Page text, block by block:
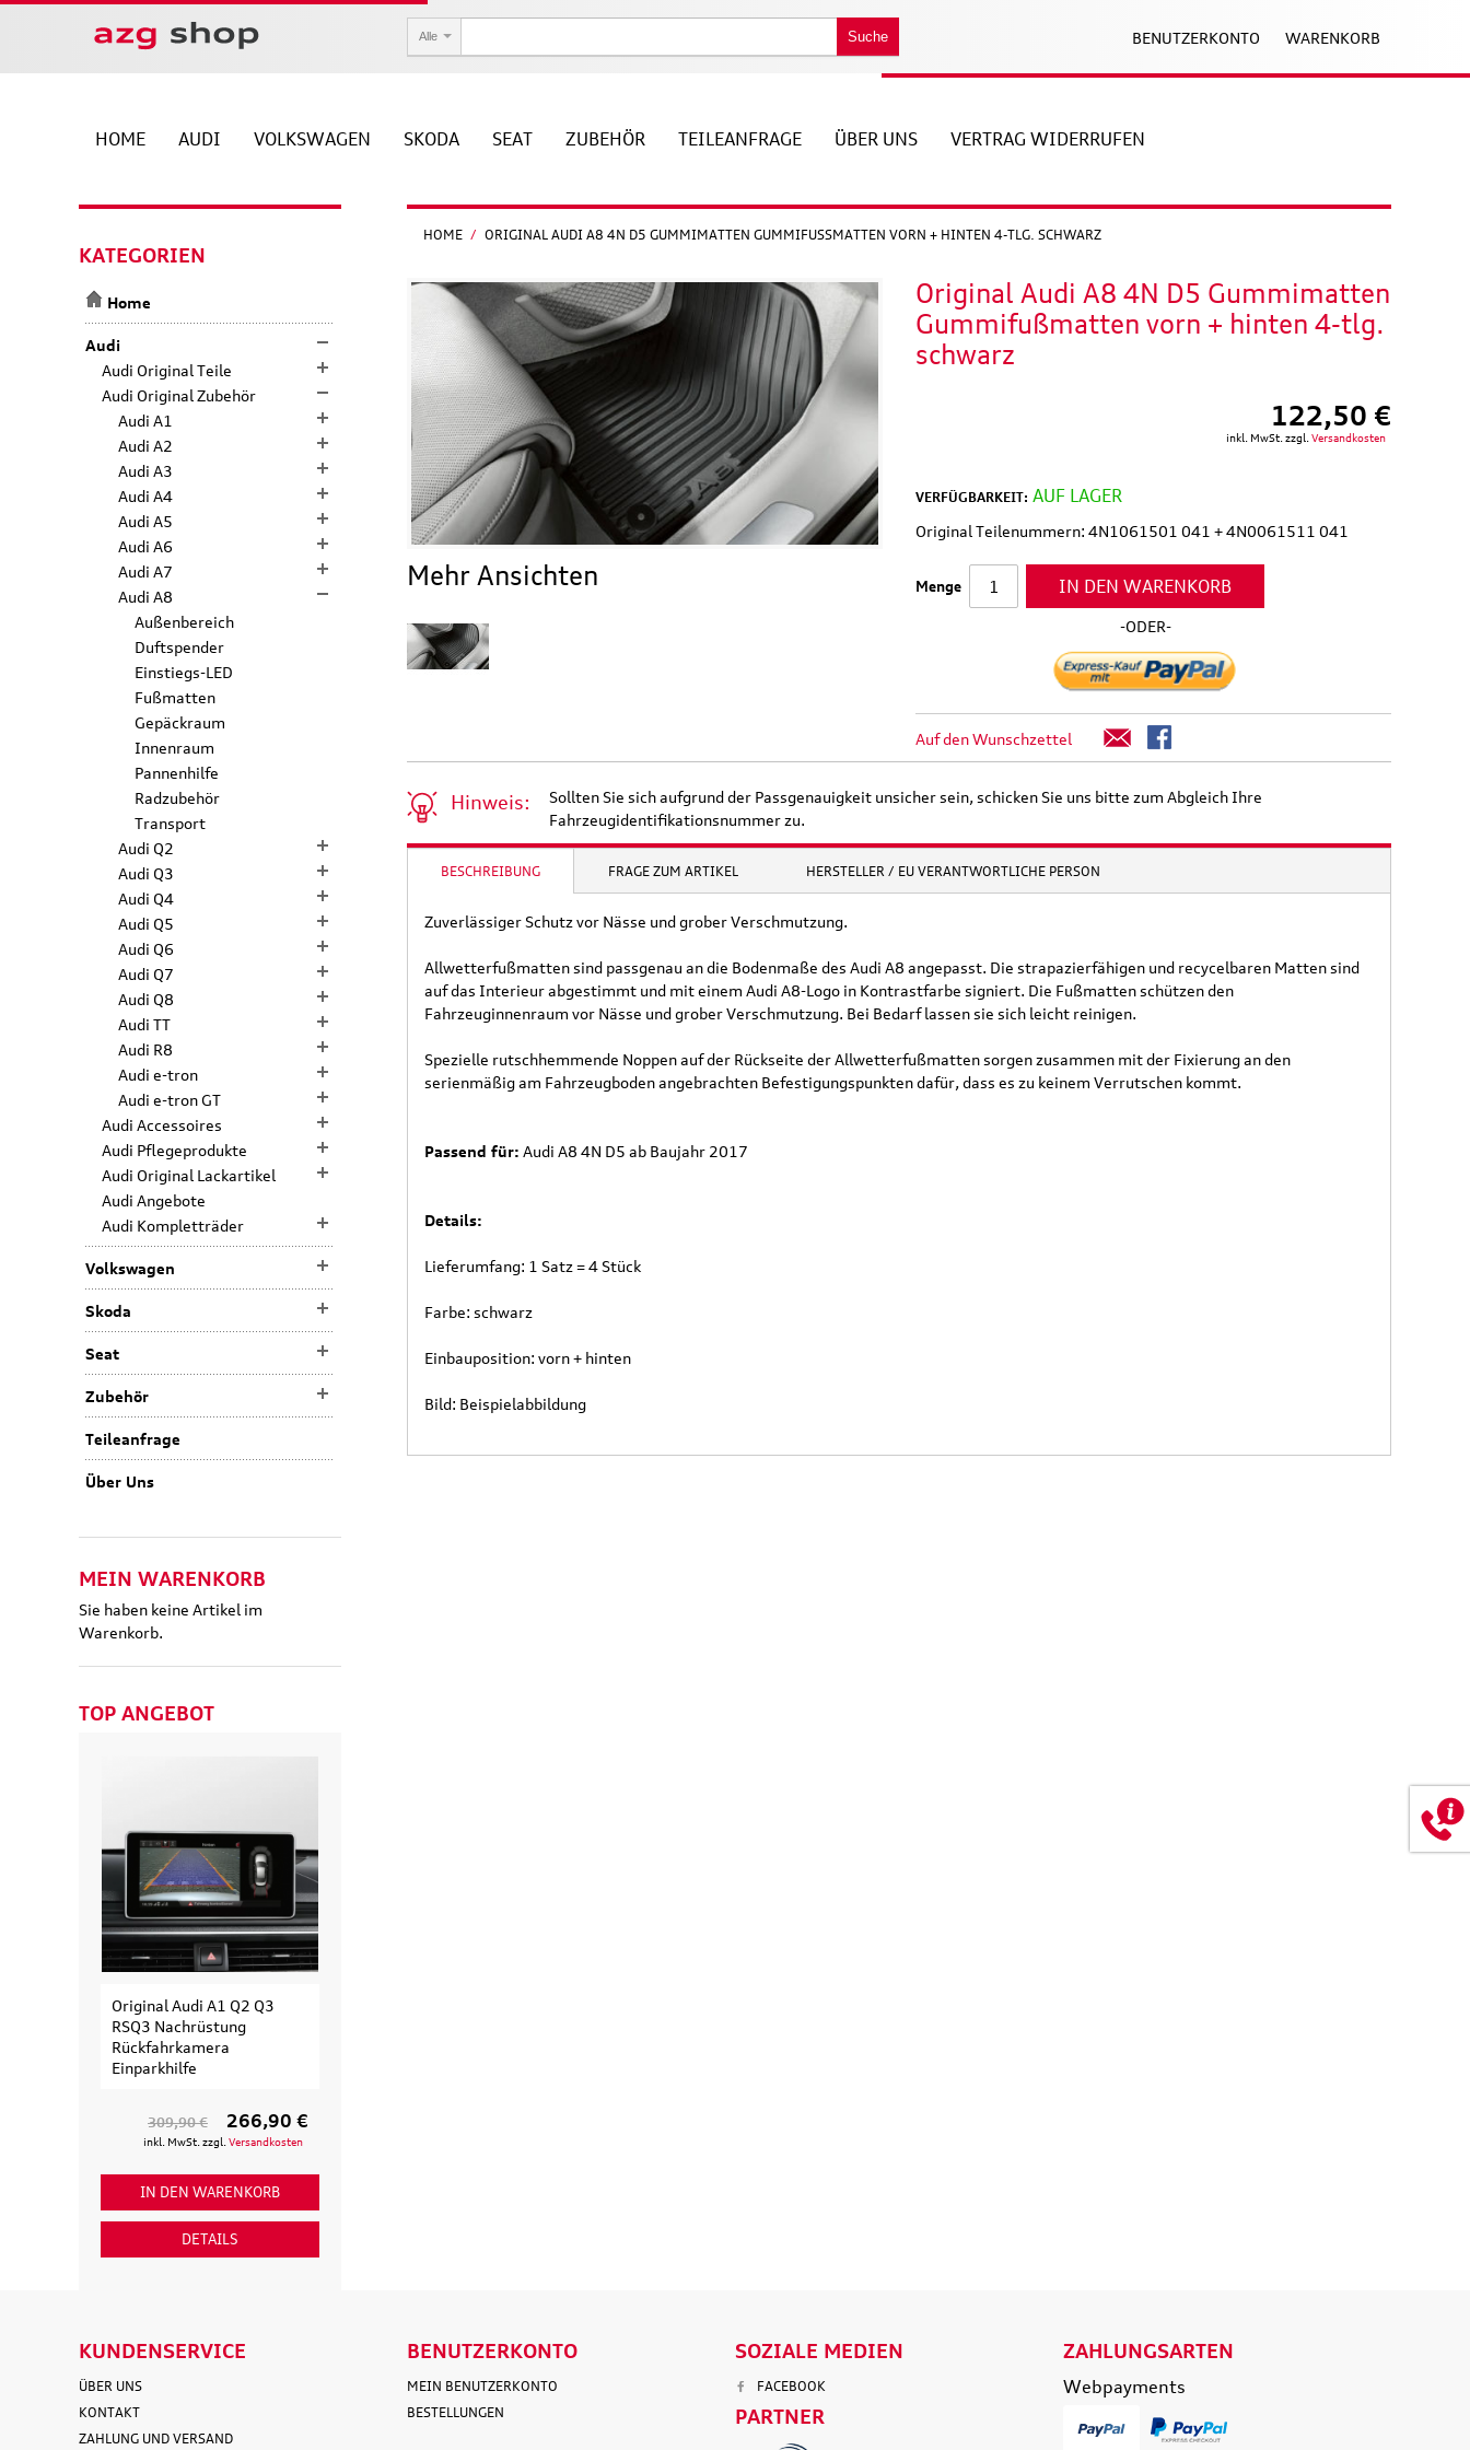
BENUTZERKONTO WARENKORB
Alle Suche
HOME AUDI VOLKSWAGEN SKODA SEAT ZUBEHÖR TEILEANFRAGE ÜBER UNS VERTRAG WIDERRUFEN
HOME / ORIGINAL AUDI A8 4N D5 GUMMIMATTEN GUMMIFUSSMATTEN VORN + HINTEN 4-TLG. SCHWARZ
Mehr Ansichten
Original Audi A8 4N D5 Gummimatten
Gummifußmatten vorn + hinten 4-tlg.
schwarz
122,50 €
inkl. MwSt. zzgl. Versandkosten
VERFÜGBARKEIT: AUF LAGER
Original Teilenummern: 4N1061501 041 + 4N0061511 041
Menge IN DEN WARENKORB
-ODER-
Auf den Wunschzettel
Hinweis:
Sollten Sie sich aufgrund der Passgenauigkeit unsicher sein, schicken Sie uns bitte zum Abgleich Ihre
Fahrzeugidentifikationsnummer zu.
BESCHREIBUNG FRAGE ZUM ARTIKEL HERSTELLER / EU VERANTWORTLICHE PERSON
Zuverlässiger Schutz vor Nässe und grober Verschmutzung.
Allwetterfußmatten sind passgenau an die Bodenmaße des Audi A8 angepasst. Die strapazierfähigen und recycelbaren Matten sind
auf das Interieur abgestimmt und mit einem Audi A8-Logo in Kontrastfarbe signiert. Die Fußmatten schützen den
Fahrzeuginnenraum vor Nässe und grober Verschmutzung. Bei Bedarf lassen sie sich leicht reinigen.
Spezielle rutschhemmende Noppen auf der Rückseite der Allwetterfußmatten sorgen zusammen mit der Fixierung an den
serienmäßig am Fahrzeugboden angebrachten Befestigungspunkten dafür, dass es zu keinem Verrutschen kommt.
Passend für: Audi A8 4N D5 ab Baujahr 2017
Details:
Lieferumfang: 1 Satz = 4 Stück
Farbe: schwarz
Einbauposition: vorn + hinten
Bild: Beispielabbildung
KATEGORIEN
Home
Audi
Audi Original Teile
Audi Original Zubehör
Audi A1
Audi A2
Audi A3
Audi A4
Audi A5
Audi A6
Audi A7
Audi A8
Außenbereich
Duftspender
Einstiegs-LED
Fußmatten
Gepäckraum
Innenraum
Pannenhilfe
Radzubehör
Transport
Audi Q2
Audi Q3
Audi Q4
Audi Q5
Audi Q6
Audi Q7
Audi Q8
Audi TT
Audi R8
Audi e-tron
Audi e-tron GT
Audi Accessoires
Audi Pflegeprodukte
Audi Original Lackartikel
Audi Angebote
Audi Kompletträder
Volkswagen
Skoda
Seat
Zubehör
Teileanfrage
Über Uns
MEIN WARENKORB
Sie haben keine Artikel im
Warenkorb.
TOP ANGEBOT
Original Audi A1 Q2 Q3
RSQ3 Nachrüstung
Rückfahrkamera
Einparkhilfe
309,90 € 266,90 €
inkl. MwSt. zzgl. Versandkosten
IN DEN WARENKORB
DETAILS
KUNDENSERVICE
ÜBER UNS
KONTAKT
ZAHLUNG UND VERSAND
BENUTZERKONTO
MEIN BENUTZERKONTO
BESTELLUNGEN
SOZIALE MEDIEN
FACEBOOK
PARTNER
ZAHLUNGSARTEN
Webpayments